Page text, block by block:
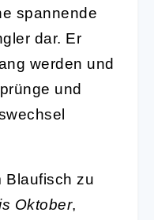
spannende
dar. Er
werden und
und
Blaufisch zu
Oktober,